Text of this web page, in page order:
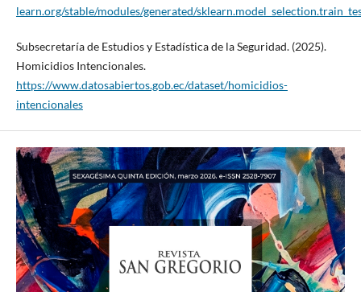
learn.org/stable/modules/generated/
Subsecretaría de Estudios y Estadística de la Seguridad. (2025).
Homicidios Intencionales.
https://www.datosabiertos.gob.ec/dataset/homicidios-
intencionales